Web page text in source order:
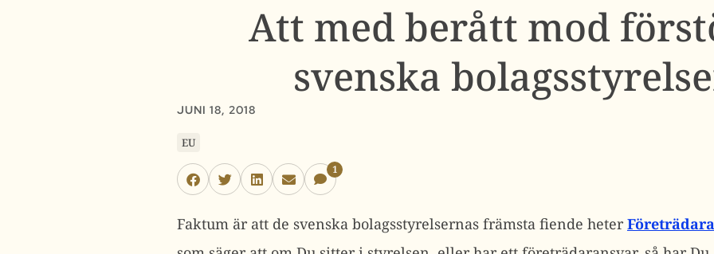
Att med berått mod
svenska
JUNI 18, 2018
EU
1
Faktum är att de svenska bolagsstyrelsernas främsta fiende heter